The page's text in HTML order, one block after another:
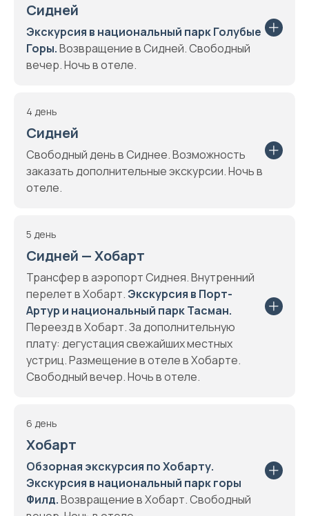
Сидней
Экскурсия в национальный парк Голубые
Горы.Возвращение в Сидней. Свободный
вечер. Ночь в отеле.
4 день
Сидней
Свободный день в Сиднее. Возможность
заказать дополнительные экскурсии. Ночь в
отеле.
5 день
Сидней — Хобарт
Трансфер в аэропорт Сиднея. Внутренний
перелет в Хобарт.Экскурсия в Порт-
Артур и национальный парк Тасман.
Переезд в Хобарт. За дополнительную
плату: дегустация свежайших местных
устриц. Размещение в отеле в Хобарте.
Свободный вечер. Ночь в отеле.
6 день
Хобарт
Обзорная экскурсия по Хобарту.
Экскурсия в национальный парк горы
Филд.Возвращение в Хобарт. Свободный